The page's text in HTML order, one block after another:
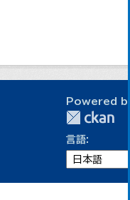
Powered by
言語